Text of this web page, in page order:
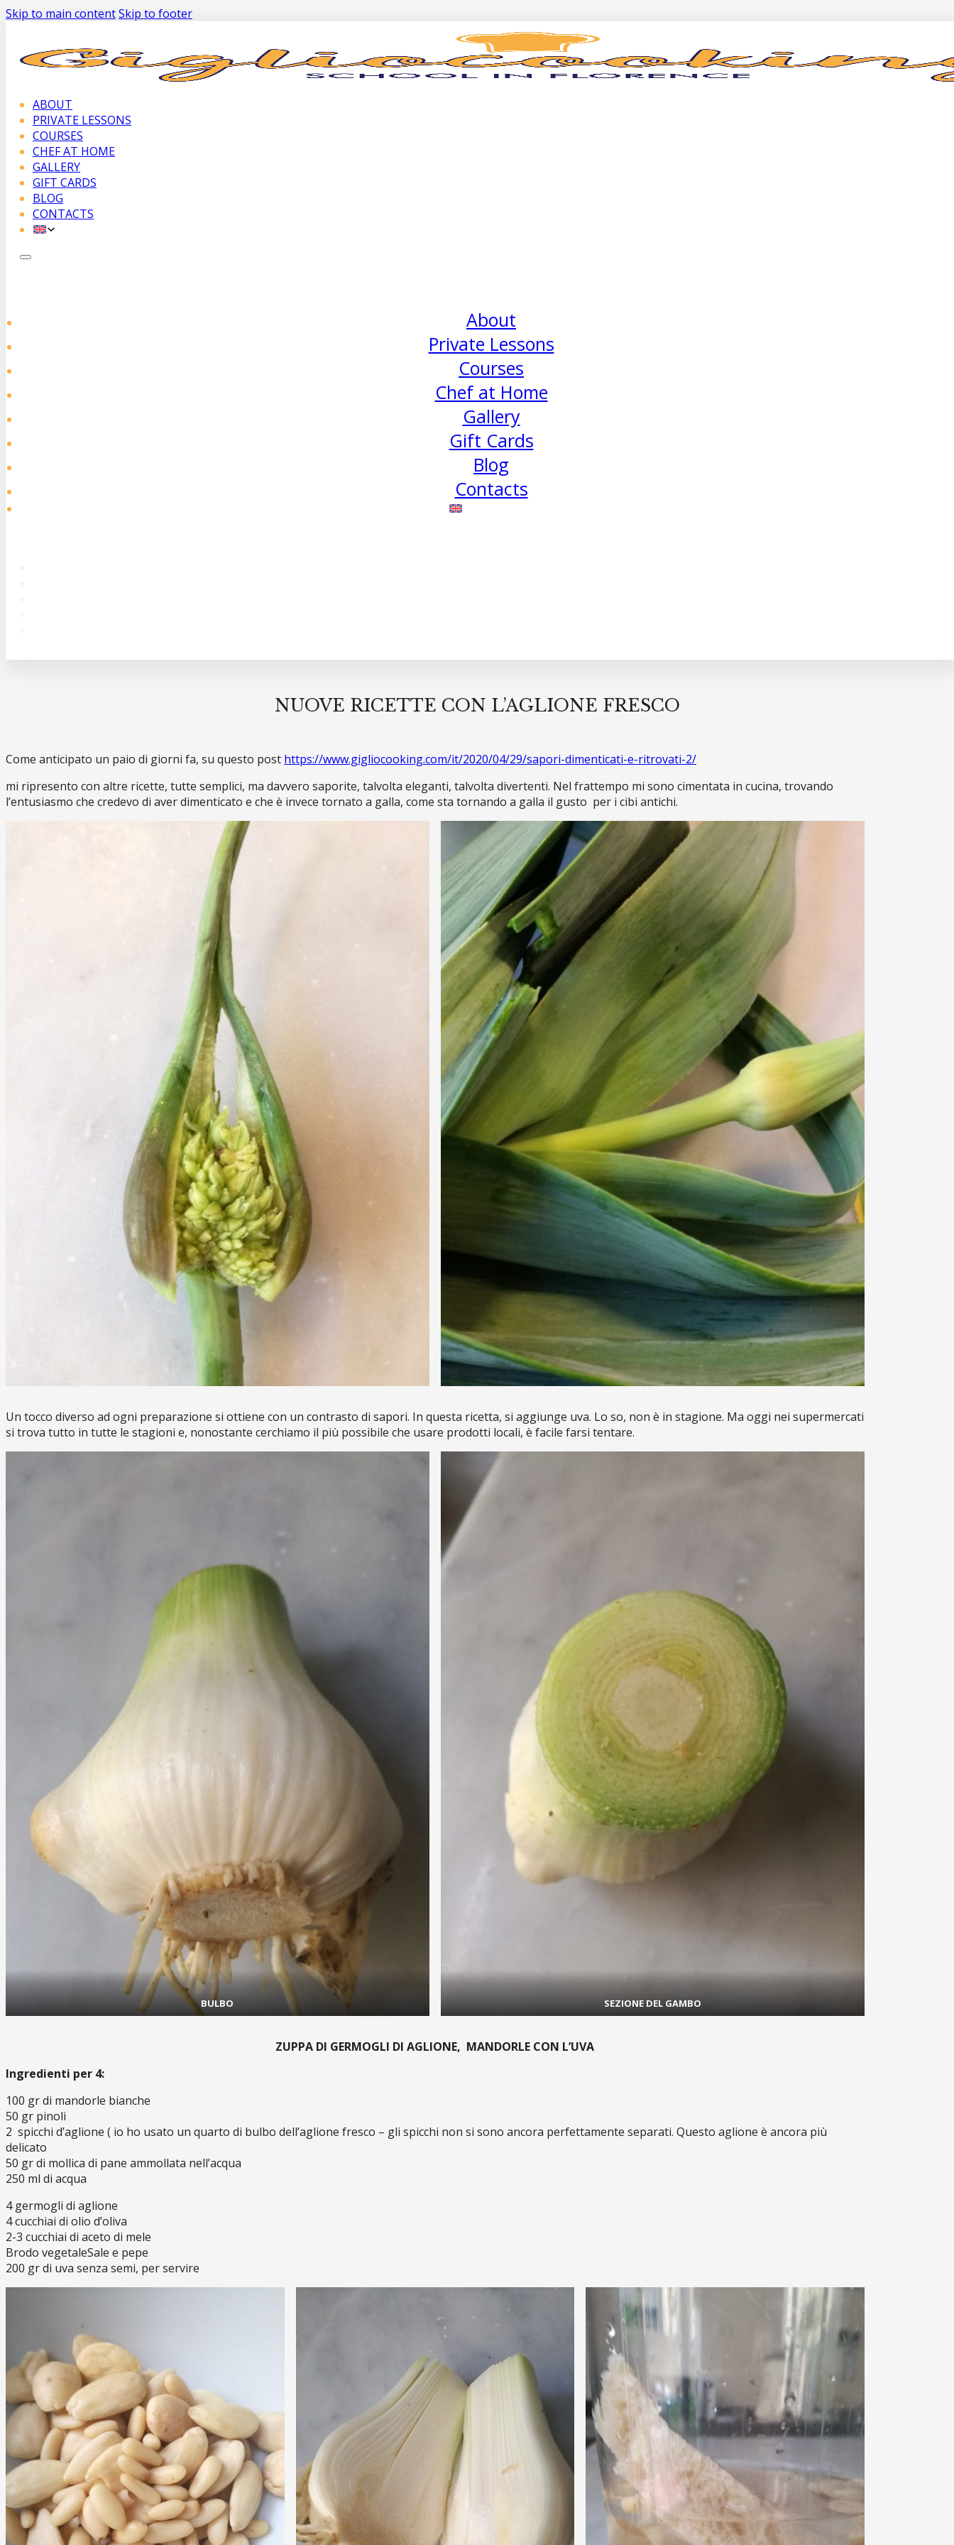
Skip to main contentSkip to footer
ABOUT
PRIVATE LESSONS
COURSES
CHEF AT HOME
GALLERY
GIFT CARDS
BLOG
CONTACTS
About
Private Lessons
Courses
Chef at Home
Gallery
Gift Cards
Blog
Contacts
NUOVE RICETTE CON L’AGLIONE FRESCO
Come anticipato un paio di giorni fa, su questo post https://www.gigliocooking.com/it/2020/04/29/sapori-dimenticati-e-ritrovati-2/
mi ripresento con altre ricette, tutte semplici, ma davvero saporite, talvolta eleganti, talvolta divertenti. Nel frattempo mi sono cimentata in cucina, trovando
l’entusiasmo che credevo di aver dimenticato e che è invece tornato a galla, come sta tornando a galla il gusto per i cibi antichi.
Un tocco diverso ad ogni preparazione si ottiene con un contrasto di sapori. In questa ricetta, si aggiunge uva. Lo so, non è in stagione. Ma oggi nei supermercati
si trova tutto in tutte le stagioni e, nonostante cerchiamo il più possibile che usare prodotti locali, è facile farsi tentare.
BULBO SEZIONE DEL GAMBO
ZUPPA DI GERMOGLI DI AGLIONE, MANDORLE CON L’UVA
Ingredienti per 4:
100 gr di mandorle bianche
50 gr pinoli
2 spicchi d’aglione ( io ho usato un quarto di bulbo dell’aglione fresco – gli spicchi non si sono ancora perfettamente separati. Questo aglione è ancora più
delicato
50 gr di mollica di pane ammollata nell’acqua
250 ml di acqua
4 germogli di aglione
4 cucchiai di olio d’oliva
2-3 cucchiai di aceto di mele
Brodo vegetaleSale e pepe
200 gr di uva senza semi, per servire